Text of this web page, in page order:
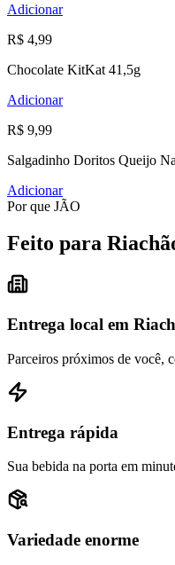
Adicionar
R$ 4,99
Chocolate KitKat 41,5g
Adicionar
R$ 9,99
Salgadinho Doritos Queijo
Adicionar
Por que JÃO
Feito para
Entrega local em
Parceiros próximos de você,
Entrega rápida
Sua bebida na porta em
Variedade enorme